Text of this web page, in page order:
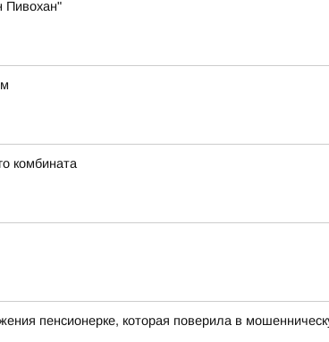
Пивохан"
комбината
пенсионерке, которая поверила в